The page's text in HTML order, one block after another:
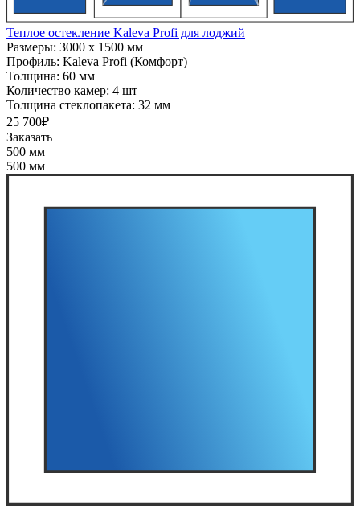
Теплое остекление Kaleva Profi для лоджий
Размеры: 3000 x 1500 мм
Профиль: Kaleva Profi (Комфорт)
Толщина: 60 мм
Количество камер: 4 шт
Толщина стеклопакета: 32 мм
25 700₽
Заказать
500 мм
500 мм